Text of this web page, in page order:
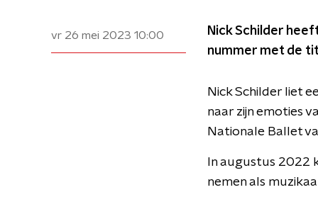
vr 26 mei 2023 10:00
Nick Schilder
nummer met de
Nick Schilder liet
naar zijn emoties
Nationale Ballet
In augustus 2022
nemen als